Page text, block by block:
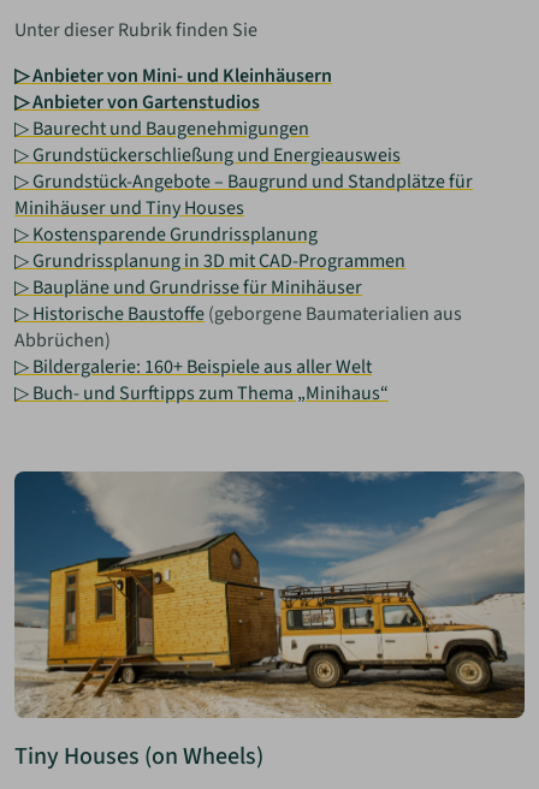
Unter dieser Rubrik finden Sie
▷ Anbieter von Mini- und Kleinhäusern
▷ Anbieter von Gartenstudios
▷ Baurecht und Baugenehmigungen
▷ Grundstückerschließung und Energieausweis
▷ Grundstück-Angebote – Baugrund und Standplätze für
Minihäuser und Tiny Houses
▷ Kostensparende Grundrissplanung
▷ Grundrissplanung in 3D mit CAD-Programmen
▷ Baupläne und Grundrisse für Minihäuser
▷ Historische Baustoffe(geborgene Baumaterialien aus
Abbrüchen)
▷ Bildergalerie: 160+ Beispiele aus aller Welt
▷ Buch- und Surftipps zum Thema „Minihaus“
Tiny Houses (on Wheels)